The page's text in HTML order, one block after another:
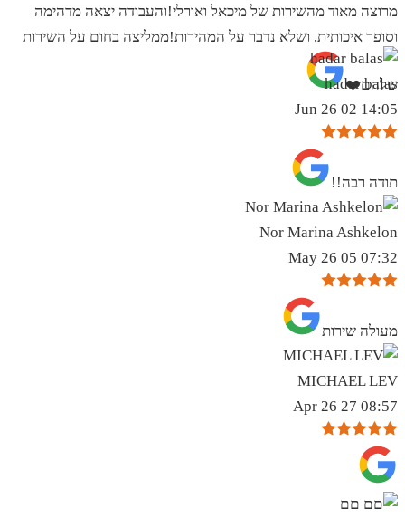
מרוצה מאוד מהשירות של מיכאל ואורלי!והעבודה יצאה מדהימה
וסופר איכותית, ושלא נדבר על המהירות!ממליצה בחום על השירות
שלהם❤️
hadar balas
14:05 02 Jun 26
תודה רבה!!
Nor Marina Ashkelon
07:32 05 May 26
מעולה שירות
MICHAEL LEV
08:57 27 Apr 26